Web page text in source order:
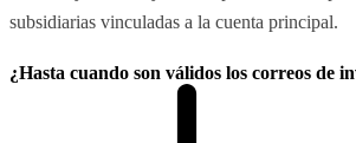
subsidiarias vinculadas a la cuenta principal.
¿Hasta cuando son válidos los correos de